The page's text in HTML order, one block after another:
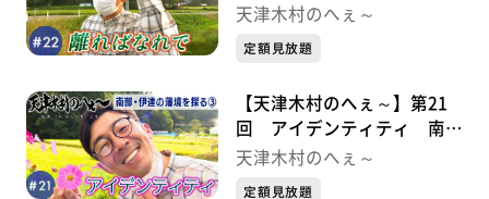
達の藩境を探る④
天津木村のへぇ～
定額見放題
【天津木村のへぇ～】第21
回 アイデンティティ 南
部・伊達の藩境を探る③
天津木村のへぇ～
定額見放題